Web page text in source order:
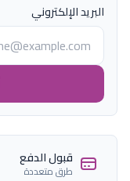
البريد الإلكتروني
قبول الدفع
طرق متعددة